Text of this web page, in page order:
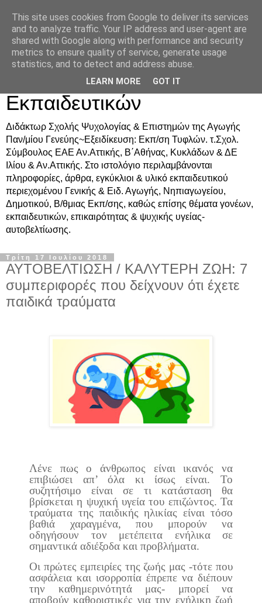
Δρ. Ράνια Χιουρέα-
Συμβουλευτική &
Υποστήριξη Γονέων &
Εκπαιδευτικών
Διδάκτωρ Σχολής Ψυχολογίας & Επιστημών της Αγωγής
Παν/μίου Γενεύης~Εξειδίκευση: Εκπ/ση Τυφλών. τ.Σχολ.
Σύμβουλος ΕΑΕ Αν.Αττικής, Β΄Αθήνας, Κυκλάδων & ΔΕ
Ιλίου & Αν.Αττικής. Στο ιστολόγιο περιλαμβάνονται
πληροφορίες, άρθρα, εγκύκλιοι & υλικό εκπαιδευτικού
περιεχομένου Γενικής & Ειδ. Αγωγής, Νηπιαγωγείου,
Δημοτικού, Β/θμιας Εκπ/σης, καθώς επίσης θέματα γονέων,
εκπαιδευτικών, επικαιρότητας & ψυχικής υγείας-
αυτοβελτίωσης.
Τρίτη 17 Ιουλίου 2018
ΑΥΤΟΒΕΛΤΙΩΣΗ / ΚΑΛΥΤΕΡΗ ΖΩΗ: 7
συμπεριφορές που δείχνουν ότι έχετε
παιδικά τραύματα
Λένε πως ο άνθρωπος είναι ικανός να
επιβιώσει απ’ όλα κι ίσως είναι. Το
συζητήσιμο είναι σε τι κατάσταση θα
βρίσκεται η ψυχική υγεία του επιζώντος. Τα
τραύματα της παιδικής ηλικίας είναι τόσο
βαθιά χαραγμένα, που μπορούν να
οδηγήσουν τον μετέπειτα ενήλικα σε
σημαντικά αδιέξοδα και προβλήματα.
Οι πρώτες εμπειρίες της ζωής μας -τότε που
ασφάλεια και ισορροπία έπρεπε να διέπουν
την καθημερινότητά μας- μπορεί να
αποβούν καθοριστικές για την ενήλικη ζωή
This site uses cookies from Google to deliver its services
and to analyze traffic. Your IP address and user-agent are
shared with Google along with performance and security
metrics to ensure quality of service, generate usage
statistics, and to detect and address abuse.
LEARN MORE GOT IT